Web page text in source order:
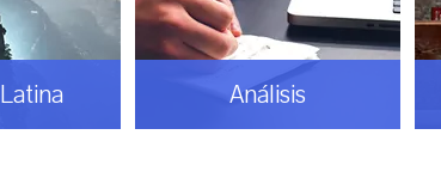
Análisis